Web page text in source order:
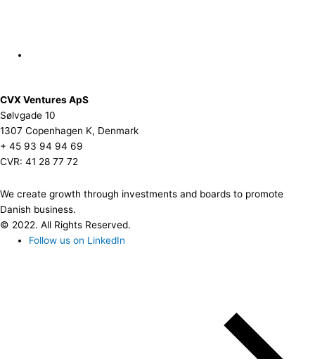
CVX Ventures ApS
Sølvgade 10
1307 Copenhagen K, Denmark
+ 45 93 94 94 69
CVR: 41 28 77 72
We create growth through investments and boards to promote
Danish business.
© 2022. All Rights Reserved.
Follow us on LinkedIn